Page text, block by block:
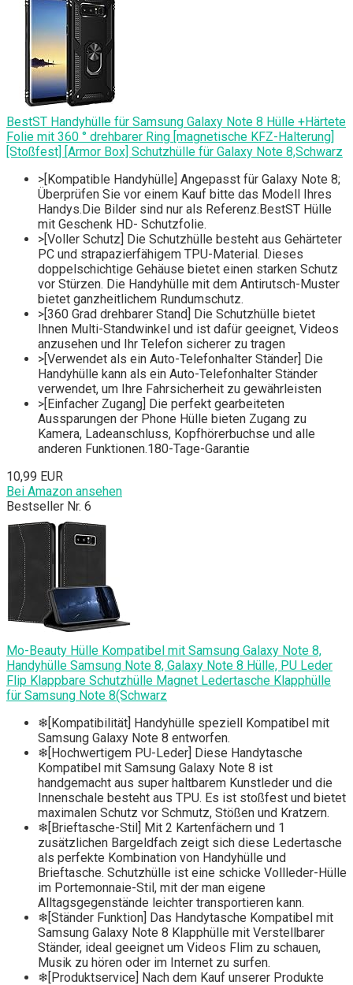
BestST Handyhülle für Samsung Galaxy Note 8 Hülle +Härtete
Folie mit 360 ° drehbarer Ring [magnetische KFZ-Halterung]
[Stoßfest] [Armor Box] Schutzhülle für Galaxy Note 8,Schwarz
>[Kompatible Handyhülle] Angepasst für Galaxy Note 8;
Überprüfen Sie vor einem Kauf bitte das Modell Ihres
Handys.Die Bilder sind nur als Referenz.BestST Hülle
mit Geschenk HD- Schutzfolie.
>[Voller Schutz] Die Schutzhülle besteht aus Gehärteter
PC und strapazierfähigem TPU-Material. Dieses
doppelschichtige Gehäuse bietet einen starken Schutz
vor Stürzen. Die Handyhülle mit dem Antirutsch-Muster
bietet ganzheitlichem Rundumschutz.
>[360 Grad drehbarer Stand] Die Schutzhülle bietet
Ihnen Multi-Standwinkel und ist dafür geeignet, Videos
anzusehen und Ihr Telefon sicherer zu tragen
>[Verwendet als ein Auto-Telefonhalter Ständer] Die
Handyhülle kann als ein Auto-Telefonhalter Ständer
verwendet, um Ihre Fahrsicherheit zu gewährleisten
>[Einfacher Zugang] Die perfekt gearbeiteten
Aussparungen der Phone Hülle bieten Zugang zu
Kamera, Ladeanschluss, Kopfhörerbuchse und alle
anderen Funktionen.180-Tage-Garantie
10,99 EUR
Bei Amazon ansehen
Bestseller Nr. 6
Mo-Beauty Hülle Kompatibel mit Samsung Galaxy Note 8,
Handyhülle Samsung Note 8, Galaxy Note 8 Hülle, PU Leder
Flip Klappbare Schutzhülle Magnet Ledertasche Klapphülle
für Samsung Note 8(Schwarz
❄[Kompatibilität] Handyhülle speziell Kompatibel mit
Samsung Galaxy Note 8 entworfen.
❄[Hochwertigem PU-Leder] Diese Handytasche
Kompatibel mit Samsung Galaxy Note 8 ist
handgemacht aus super haltbarem Kunstleder und die
Innenschale besteht aus TPU. Es ist stoßfest und bietet
maximalen Schutz vor Schmutz, Stößen und Kratzern.
❄[Brieftasche-Stil] Mit 2 Kartenfächern und 1
zusätzlichen Bargeldfach zeigt sich diese Ledertasche
als perfekte Kombination von Handyhülle und
Brieftasche. Schutzhülle ist eine schicke Vollleder-Hülle
im Portemonnaie-Stil, mit der man eigene
Alltagsgegenstände leichter transportieren kann.
❄[Ständer Funktion] Das Handytasche Kompatibel mit
Samsung Galaxy Note 8 Klapphülle mit Verstellbarer
Ständer, ideal geeignet um Videos Flim zu schauen,
Musik zu hören oder im Internet zu surfen.
❄[Produktservice] Nach dem Kauf unserer Produkte